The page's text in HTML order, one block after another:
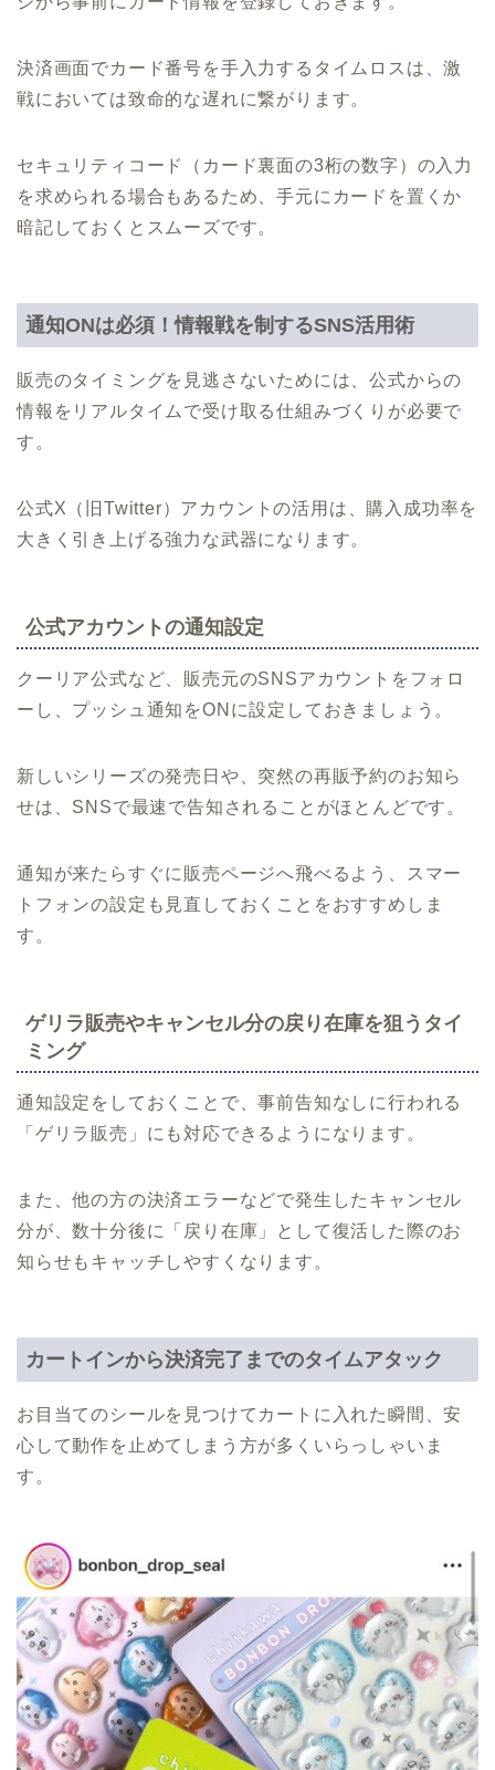
決済画面でカード番号を手入力するタイムロスは、激
戦においては致命的な遅れに繋がります。
セキュリティコード（カード裏面の3桁の数字）の入力
を求められる場合もあるため、手元にカードを置くか
暗記しておくとスムーズです。
通知ONは必須！情報戦を制するSNS活用術
販売のタイミングを見逃さないためには、公式からの
情報をリアルタイムで受け取る仕組みづくりが必要で
す。
公式X（旧Twitter）アカウントの活用は、購入成功率を
大きく引き上げる強力な武器になります。
公式アカウントの通知設定
クーリア公式など、販売元のSNSアカウントをフォロ
ーし、プッシュ通知をONに設定しておきましょう。
新しいシリーズの発売日や、突然の再販予約のお知ら
せは、SNSで最速で告知されることがほとんどです。
通知が来たらすぐに販売ページへ飛べるよう、スマー
トフォンの設定も見直しておくことをおすすめしま
す。
ゲリラ販売やキャンセル分の戻り在庫を狙うタイ
ミング
通知設定をしておくことで、事前告知なしに行われる
「ゲリラ販売」にも対応できるようになります。
また、他の方の決済エラーなどで発生したキャンセル
分が、数十分後に「戻り在庫」として復活した際のお
知らせもキャッチしやすくなります。
カートインから決済完了までのタイムアタック
お目当てのシールを見つけてカートに入れた瞬間、安
心して動作を止めてしまう方が多くいらっしゃいま
す。